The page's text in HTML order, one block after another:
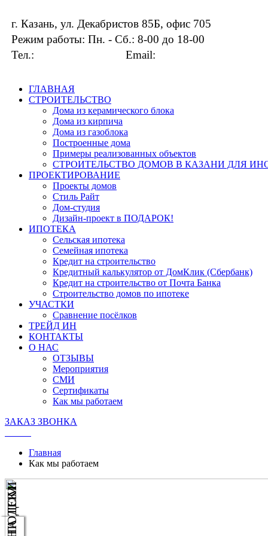
г. Казань, ул. Декабристов 85Б, офис 705
Режим работы: Пн. - Сб.: 8-00 до 18-00
Тел.:
Email:
ГЛАВНАЯ
СТРОИТЕЛЬСТВО
Дома из керамического блока
Дома из кирпича
Дома из газоблока
Построенные дома
Примеры реализованных объектов
СТРОИТЕЛЬСТВО ДОМОВ В КАЗАНИ ДЛЯ
ПРОЕКТИРОВАНИЕ
Проекты домов
Стиль Райт
Дом-студия
Дизайн-проект в ПОДАРОК!
ИПОТЕКА
Сельская ипотека
Семейная ипотека
Кредит на строительство
Кредитный калькулятор от ДомКлик (Сбербанк)
Кредит на строительство от Почта Банка
Строительство домов по ипотеке
УЧАСТКИ
Сравнение посёлков
ТРЕЙД ИН
КОНТАКТЫ
О НАС
ОТЗЫВЫ
Мероприятия
СМИ
Сертификаты
Как мы работаем
ЗАКАЗ ЗВОНКА
Главная
Как мы работаем